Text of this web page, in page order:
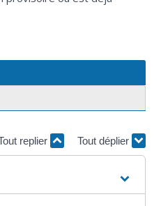
replier Tout déplier